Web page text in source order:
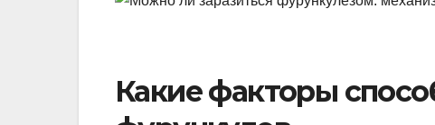
Какие факторы